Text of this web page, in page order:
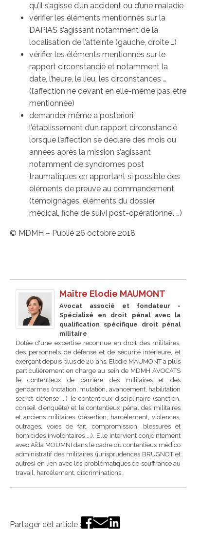
qu’il s’agisse d’un accident ou d’une maladie
vérifier les éléments mentionnés sur la
DAPIAS s’agissant notamment de la
localisation de l’atteinte (gauche, droite …)
vérifier les éléments mentionnés sur le
rapport circonstancié et notamment la
date, l’heure, le lieu, les circonstances …
(l’affection ne devant en elle-même pas être
mentionnée)
demander même a posteriori
l’établissement d’un rapport circonstancié
lorsque l’affection se déclare des mois ou
années après la mission s’agissant
notamment de syndromes post
traumatiques en apportant si possible des
éléments de preuve au commandement
(témoignages, éléments du dossier
médical, fiche de suivi post-opérationnel …)
© MDMH – Publié 26 octobre 2018
Maître Elodie MAUMONT
Avocat associé et fondateur -
Spécialisé en droit pénal avec la
qualification spécifique droit pénal
militaire
Dotée d'une expertise reconnue en droit des militaires,
des personnels de défense et de sécurité intérieure, et
exerçant depuis plus de 20 ans, Elodie MAUMONT a plus
particulièrement en charge au sein de MDMH AVOCATS
le contentieux de carrière des militaires et des
gendarmes (notation, mutation, avancement, habilitation
secret défense ...) le contentieux disciplinaire (sanction,
conseil d’enquête) et le contentieux pénal des militaires
et anciens militaires (désertion, harcèlement, violences,
outrages, voies de fait, compromission, blessures et
homicides involontaires ...). Elle intervient conjointement
avec Aïda MOUMNI dans le cadre du contentieux médico
administratif des militaires (jurisprudences BRUGNOT et
autres) en lien avec les problématiques de souffrance au
travail, harcèlement, discriminations…
Partager cet article :